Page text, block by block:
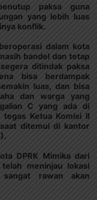
paksa guna
yang lebih luas
konflik.
dalam kota
bandel dan tetap
ditindak paksa
bisa berdampak
luas, dan bisa
dan warga yang
C yang ada di
tegas Ketua Komisi II
ditemui di kantor
DPRK Mimika dari
meninjau lokasi
rawan akan